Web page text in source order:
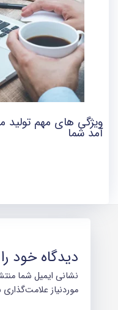
ویژگی های مهم تولید
آمد شما
دیدگاه‌ خود
نشانی ایمیل شما
موردنیاز